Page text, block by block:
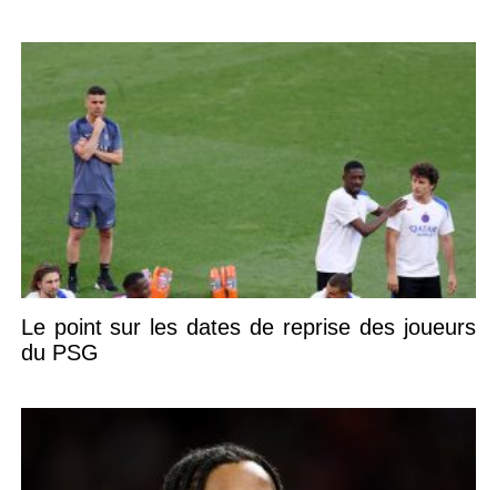
Le point sur les dates de reprise des joueurs
du PSG